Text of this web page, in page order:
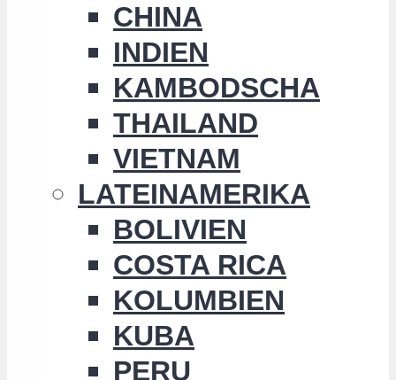
CHINA
INDIEN
KAMBODSCHA
THAILAND
VIETNAM
LATEINAMERIKA
BOLIVIEN
COSTA RICA
KOLUMBIEN
KUBA
PERU